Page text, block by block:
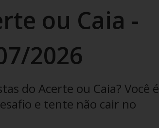
ou Caia -
2026
do Acerte ou Caia? Você é
e tente não cair no